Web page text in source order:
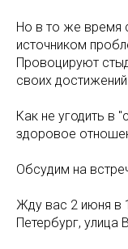
Но в то же время
источником
Провоцируют
своих
Как не угодить в
здоровое
Обсудим на
Жду вас 2 июня в
Петербург, улица